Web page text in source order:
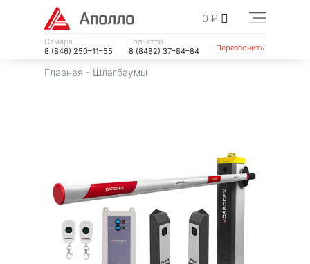
Самара
8 (846) 250–11–55
Тольятти
8 (8482) 37–84–84
0 ₽
Перезвонить
Главная - Шлагбаумы